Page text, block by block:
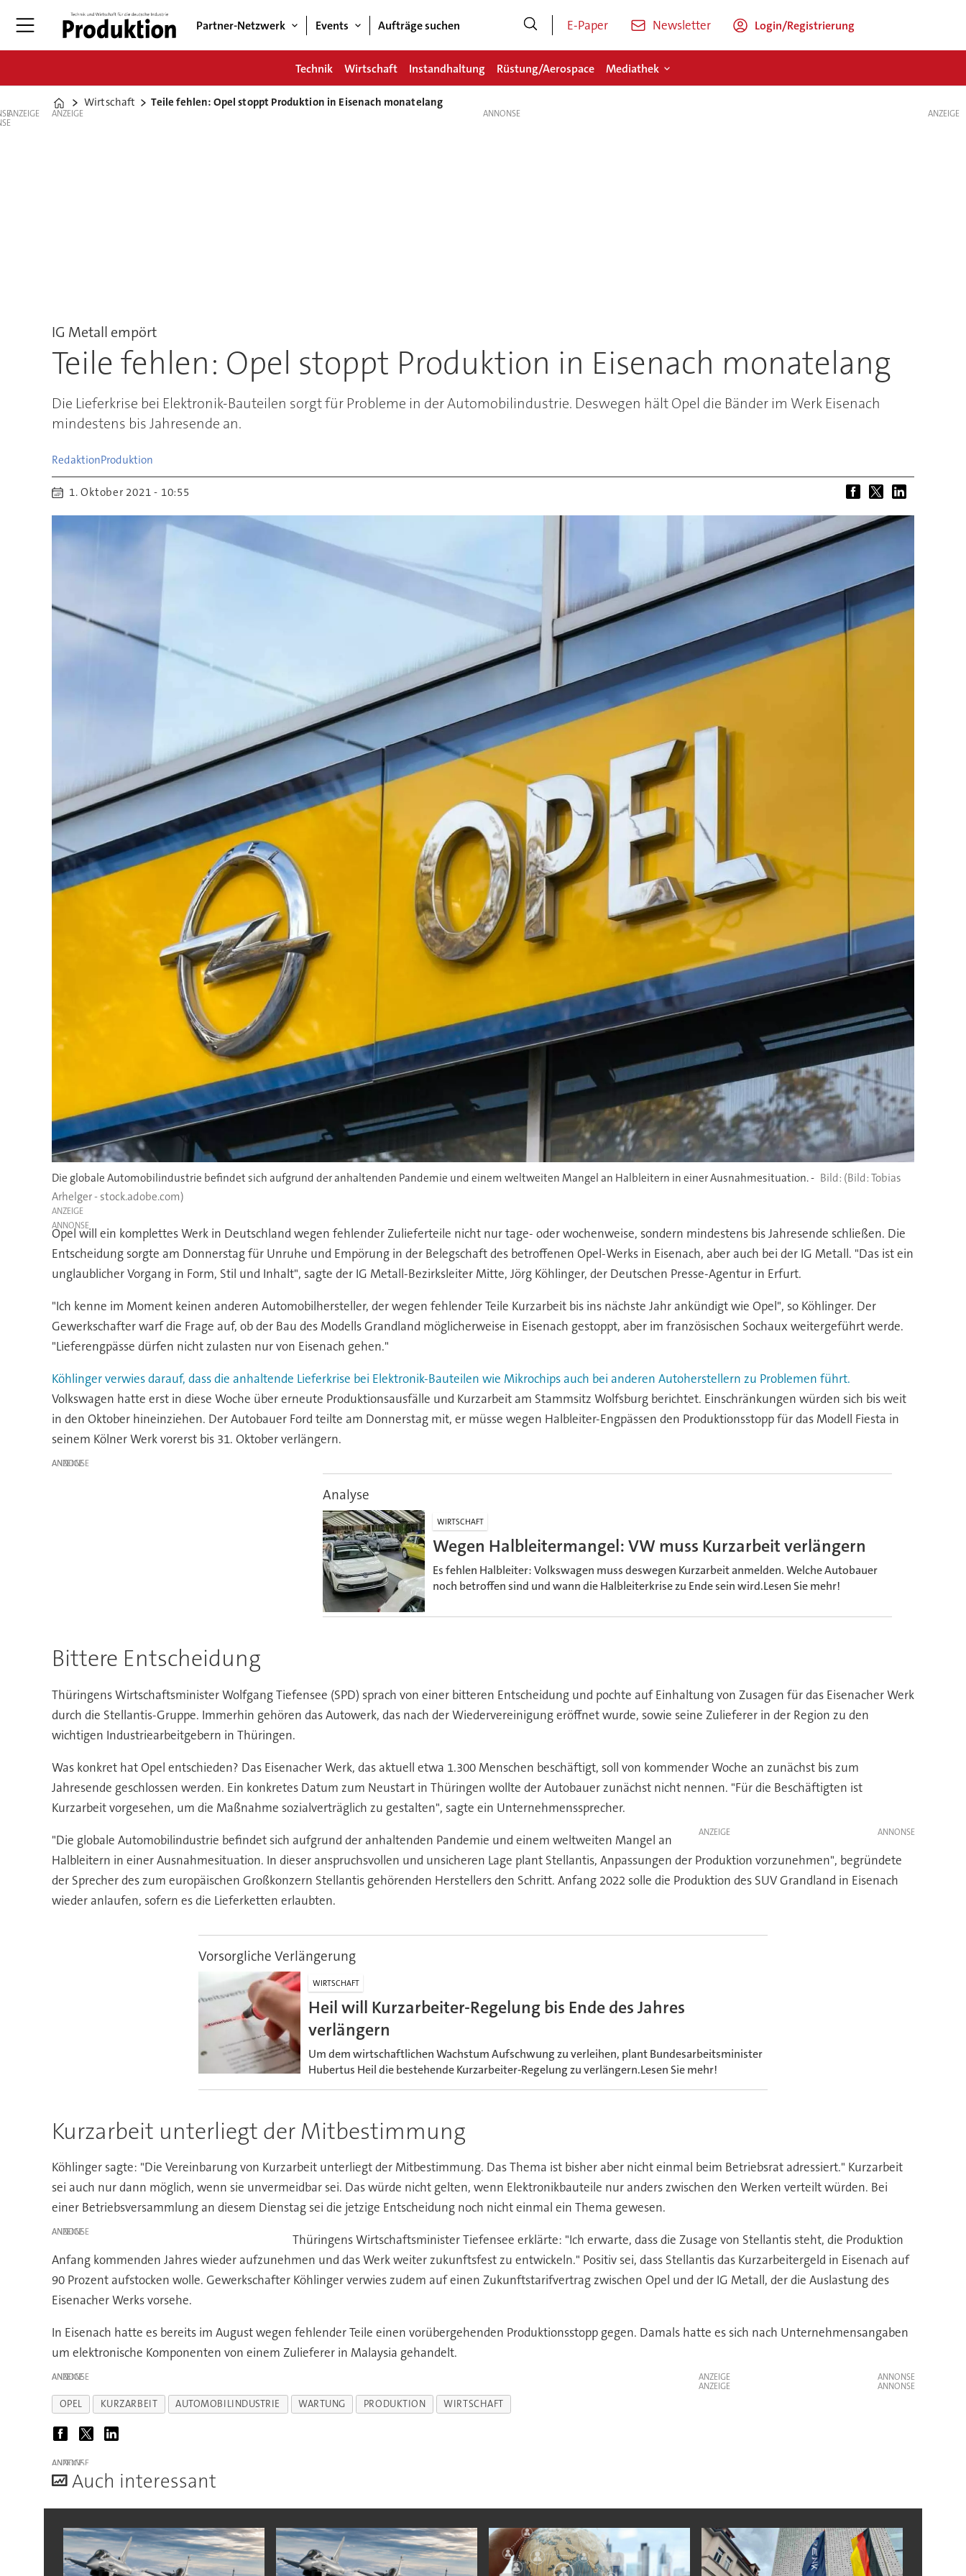
Partner-Netzwerk Events Aufträge suchen E-Paper Newsletter Login/Registrierung
Technik Wirtschaft Instandhaltung Rüstung/Aerospace Mediathek
Home
Wirtschaft Teile fehlen: Opel stoppt Produktion in Eisenach monatelang
ANZEIGE ANZEIGE
IG Metall empört
Teile fehlen: Opel stoppt Produktion in Eisenach monatelang
Die Lieferkrise bei Elektronik-Bauteilen sorgt für Probleme in der Automobilindustrie. Deswegen hält Opel die Bänder im Werk Eisenach
mindestens bis Jahresende an.
RedaktionProduktion
1. Oktober 2021 - 10:55
Die globale Automobilindustrie befindet sich aufgrund der anhaltenden Pandemie und einem weltweiten Mangel an Halbleitern in einer Ausnahmesituation. -
(Bild: Tobias
Arhelger - stock.adobe.com)
ANZEIGE
Opel will ein komplettes Werk in Deutschland wegen fehlender Zulieferteile nicht nur tage- oder wochenweise, sondern mindestens bis Jahresende schließen. Die
Entscheidung sorgte am Donnerstag für Unruhe und Empörung in der Belegschaft des betroffenen Opel-Werks in Eisenach, aber auch bei der IG Metall. "Das ist ein
unglaublicher Vorgang in Form, Stil und Inhalt", sagte der IG Metall-Bezirksleiter Mitte, Jörg Köhlinger, der Deutschen Presse-Agentur in Erfurt.
"Ich kenne im Moment keinen anderen Automobilhersteller, der wegen fehlender Teile Kurzarbeit bis ins nächste Jahr ankündigt wie Opel", so Köhlinger. Der
Gewerkschafter warf die Frage auf, ob der Bau des Modells Grandland möglicherweise in Eisenach gestoppt, aber im französischen Sochaux weitergeführt werde.
"Lieferengpässe dürfen nicht zulasten nur von Eisenach gehen."
Köhlinger verwies darauf, dass die anhaltende Lieferkrise bei Elektronik-Bauteilen wie Mikrochips auch bei anderen Autoherstellern zu Problemen führt.
Volkswagen hatte erst in diese Woche über erneute Produktionsausfälle und Kurzarbeit am Stammsitz Wolfsburg berichtet. Einschränkungen würden sich bis weit
in den Oktober hineinziehen. Der Autobauer Ford teilte am Donnerstag mit, er müsse wegen Halbleiter-Engpässen den Produktionsstopp für das Modell Fiesta in
seinem Kölner Werk vorerst bis 31. Oktober verlängern.
ANZEIGE
Analyse
WIRTSCHAFT
Wegen Halbleitermangel: VW muss Kurzarbeit verlängern
Es fehlen Halbleiter: Volkswagen muss deswegen Kurzarbeit anmelden. Welche Autobauer
noch betroffen sind und wann die Halbleiterkrise zu Ende sein wird.Lesen Sie mehr!
Bittere Entscheidung
Thüringens Wirtschaftsminister Wolfgang Tiefensee (SPD) sprach von einer bitteren Entscheidung und pochte auf Einhaltung von Zusagen für das Eisenacher Werk
durch die Stellantis-Gruppe. Immerhin gehören das Autowerk, das nach der Wiedervereinigung eröffnet wurde, sowie seine Zulieferer in der Region zu den
wichtigen Industriearbeitgebern in Thüringen.
Was konkret hat Opel entschieden? Das Eisenacher Werk, das aktuell etwa 1.300 Menschen beschäftigt, soll von kommender Woche an zunächst bis zum
Jahresende geschlossen werden. Ein konkretes Datum zum Neustart in Thüringen wollte der Autobauer zunächst nicht nennen. "Für die Beschäftigten ist
Kurzarbeit vorgesehen, um die Maßnahme sozialverträglich zu gestalten", sagte ein Unternehmenssprecher.
ANZEIGE
"Die globale Automobilindustrie befindet sich aufgrund der anhaltenden Pandemie und einem weltweiten Mangel an
Halbleitern in einer Ausnahmesituation. In dieser anspruchsvollen und unsicheren Lage plant Stellantis, Anpassungen der Produktion vorzunehmen", begründete
der Sprecher des zum europäischen Großkonzern Stellantis gehörenden Herstellers den Schritt. Anfang 2022 solle die Produktion des SUV Grandland in Eisenach
wieder anlaufen, sofern es die Lieferketten erlaubten.
Vorsorgliche Verlängerung
WIRTSCHAFT
Heil will Kurzarbeiter-Regelung bis Ende des Jahres
verlängern
Um dem wirtschaftlichen Wachstum Aufschwung zu verleihen, plant Bundesarbeitsminister
Hubertus Heil die bestehende Kurzarbeiter-Regelung zu verlängern.Lesen Sie mehr!
Kurzarbeit unterliegt der Mitbestimmung
Köhlinger sagte: "Die Vereinbarung von Kurzarbeit unterliegt der Mitbestimmung. Das Thema ist bisher aber nicht einmal beim Betriebsrat adressiert." Kurzarbeit
sei auch nur dann möglich, wenn sie unvermeidbar sei. Das würde nicht gelten, wenn Elektronikbauteile nur anders zwischen den Werken verteilt würden. Bei
einer Betriebsversammlung an diesem Dienstag sei die jetzige Entscheidung noch nicht einmal ein Thema gewesen.
ANZEIGE
Thüringens Wirtschaftsminister Tiefensee erklärte: "Ich erwarte, dass die Zusage von Stellantis steht, die Produktion
Anfang kommenden Jahres wieder aufzunehmen und das Werk weiter zukunftsfest zu entwickeln." Positiv sei, dass Stellantis das Kurzarbeitergeld in Eisenach auf
90 Prozent aufstocken wolle. Gewerkschafter Köhlinger verwies zudem auf einen Zukunftstarifvertrag zwischen Opel und der IG Metall, der die Auslastung des
Eisenacher Werks vorsehe.
In Eisenach hatte es bereits im August wegen fehlender Teile einen vorübergehenden Produktionsstopp gegen. Damals hatte es sich nach Unternehmensangaben
um elektronische Komponenten von einem Zulieferer in Malaysia gehandelt.
ANZEIGE
ANZEIGE
ANZEIGE
OPEL KURZARBEIT AUTOMOBILINDUSTRIE WARTUNG PRODUKTION WIRTSCHAFT
ANZEIGE
Auch interessant
ANZEIGE